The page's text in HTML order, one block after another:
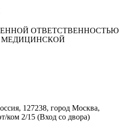
ОТВЕТСТВЕННОСТЬЮ
МЕДИЦИНСКОЙ
127238, город Москва,
ком 2/15 (Вход со двора)